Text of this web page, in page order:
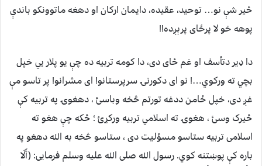
ځیر شې نو… توحید، عقیده، دایمان ارکان او دهغه ماتوونکو باندې
پوهه خو لا پرځای پرېږده!!
دا ډير دتأسف او غم ځای دی، دا کومه تربیه ده چې یو پلار يي خپل
بچي ته ورکوي…! نو ای دکورنۍ سرپرستانو! ای مشرانو! پر تاسو مې
غږ دی، خپل ځامن ددغه تورتم څخه وباسئ ، دهغوۍ په تربیه کې
ځیرک وسئ ، هغوۍ ته اسلامي تربیه ورکړئ ؛ ځکه چې هغو ته
اسلامی تربیه ستاسو مسؤلیت دی ، ستاسو څخه به الله دهغو په
باره کې پوښتنه کوي. رسول الله صلی الله علیه وسلم فرمایی: (أَلَا